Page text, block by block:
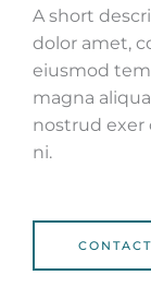
A short
dolor amet,
eiusmod
magna
nostrud exer
ni.
CONTACT